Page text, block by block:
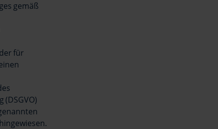
gemäß
für